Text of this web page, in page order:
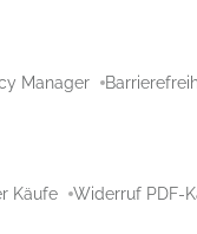
Manager
Käufe Widerruf PDF-